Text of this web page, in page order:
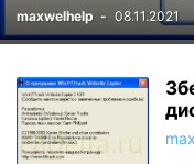
maxwelhelp - 08.11.2021